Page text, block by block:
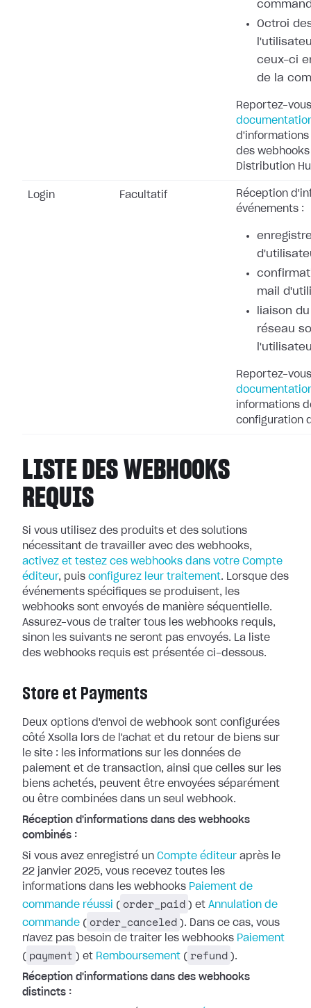
Octroi
ceux-ci
de la
Reportez-
des
Distribution
Login Facultatif
Réception
événements :
mail
liaison
réseau
Reportez-
informations
configuration
LISTE DES WEBHOOKS
REQUIS
Si vous utilisez des produits et des solutions
nécessitant de travailler avec des webhooks,
activez et testez ces webhooks dans votre Compte
éditeur, puis configurez leur traitement. Lorsque des
événements spécifiques se produisent, les
webhooks sont envoyés de manière séquentielle.
Assurez-vous de traiter tous les webhooks requis,
sinon les suivants ne seront pas envoyés. La liste
des webhooks requis est présentée ci-dessous.
Store et Payments
Deux options d'envoi de webhook sont configurées
côté Xsolla lors de l'achat et du retour de biens sur
le site : les informations sur les données de
paiement et de transaction, ainsi que celles sur les
biens achetés, peuvent être envoyées séparément
ou être combinées dans un seul webhook.
Réception d'informations dans des webhooks
combinés :
Si vous avez enregistré un Compte éditeur après le
22 janvier 2025, vous recevez toutes les
informations dans les webhooks Paiement de
commande réussi
( order_paid ) et Annulation de
commande ( order_canceled ). Dans ce cas, vous
n'avez pas besoin de traiter les webhooks Paiement
( payment ) et Remboursement ( refund ).
Réception d'informations dans des webhooks
distincts :